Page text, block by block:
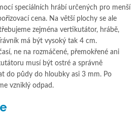
speciálních hrábí určených pro menší
cena. Na větší plochy se ale
zejména vertikutátor, hrábě,
má být vysoký tak 4 cm.
ne na rozmáčené, přemokřené ani
musí být ostré a správně
do půdy do hloubky asi 3 mm. Po
vzniklý odpad.